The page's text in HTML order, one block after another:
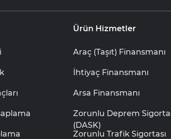
Ürün Hizmetler
Araç (Taşıt) Finansmanı
İhtiyaç Finansmanı
Arsa Finansmanı
Zorunlu Deprem
(DASK)
Zorunlu Trafik Sigortası